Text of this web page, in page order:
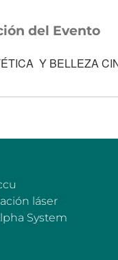
del Evento
Y BELLEZA
láser
System